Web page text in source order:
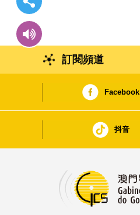
訂閱頻道
Facebook
抖音